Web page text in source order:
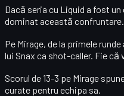
Dacă seria cu Liquid a fost
dominat această confruntare.
Pe Mirage, de la primele
lui Snax ca shot-caller. Fie
Scorul de13-3 pe Mirage
curate pentru echipa sa.